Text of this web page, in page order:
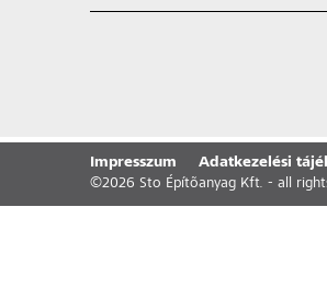
Impresszum Adatkezelési
©2026 Sto Építõanyag Kft. - all